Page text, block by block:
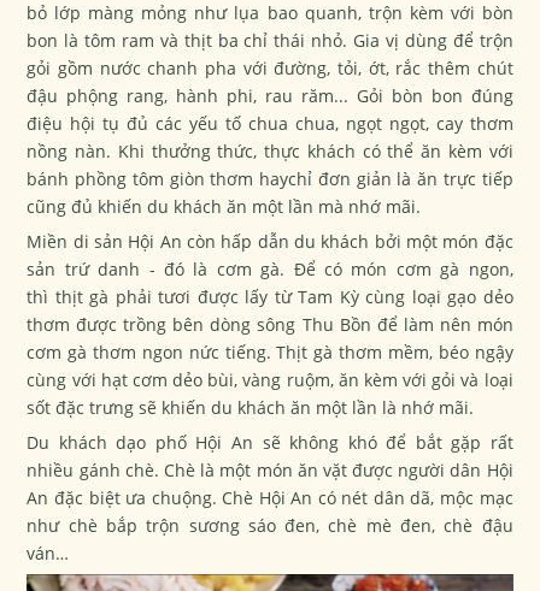
bỏ lớp màng mỏng như lụa bao quanh, trộn kèm với bòn
bon là tôm ram và thịt ba chỉ thái nhỏ. Gia vị dùng để trộn
gỏi gồm nước chanh pha với đường, tỏi, ớt, rắc thêm chút
đậu phộng rang, hành phi, rau răm... Gỏi bòn bon đúng
điệu hội tụ đủ các yếu tố chua chua, ngọt ngọt, cay thơm
nồng nàn. Khi thưởng thức, thực khách có thể ăn kèm với
bánh phồng tôm giòn thơm haychỉ đơn giản là ăn trực tiếp
cũng đủ khiến du khách ăn một lần mà nhớ mãi.
Miền di sản Hội An còn hấp dẫn du khách bởi một món đặc
sản trứ danh - đó là cơm gà. Để có món cơm gà ngon,
thì thịt gà phải tươi được lấy từ Tam Kỳ cùng loại gạo dẻo
thơm được trồng bên dòng sông Thu Bồn để làm nên món
cơm gà thơm ngon nức tiếng. Thịt gà thơm mềm, béo ngậy
cùng với hạt cơm dẻo bùi, vàng ruộm, ăn kèm với gỏi và loại
sốt đặc trưng sẽ khiến du khách ăn một lần là nhớ mãi.
Du khách dạo phố Hội An sẽ không khó để bắt gặp rất
nhiều gánh chè. Chè là một món ăn vặt được người dân Hội
An đặc biệt ưa chuộng. Chè Hội An có nét dân dã, mộc mạc
như chè bắp trộn sương sáo đen, chè mè đen, chè đậu
ván…